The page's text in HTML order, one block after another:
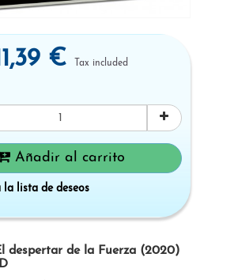
despertar de la Fuerza (2020)
€ Tax included
Añadir al carrito
lista de deseos